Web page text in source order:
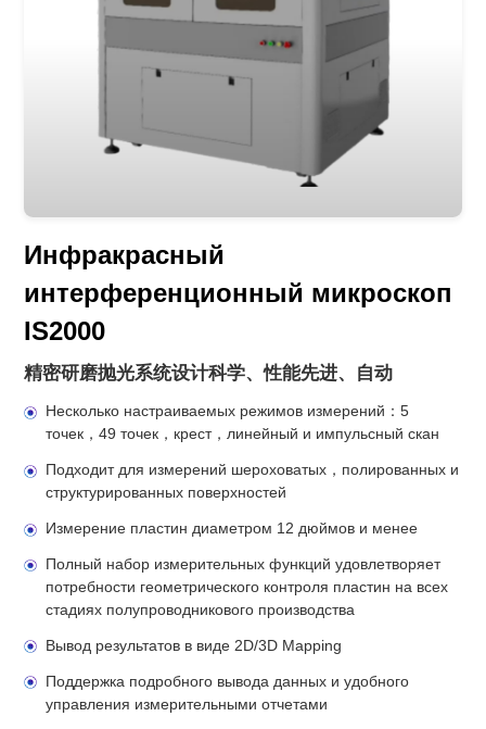
Инфракрасный
интерференционный микроскоп
IS2000
精密研磨抛光系统设计科学、性能先进、自动
Несколько настраиваемых режимов измерений：5
точек，49 точек，крест，линейный и импульсный скан
Подходит для измерений шероховатых，полированных и
структурированных поверхностей
Измерение пластин диаметром 12 дюймов и менее
Полный набор измерительных функций удовлетворяет
потребности геометрического контроля пластин на всех
стадиях полупроводникового производства
Вывод результатов в виде 2D/3D Mapping
Поддержка подробного вывода данных и удобного
управления измерительными отчетами